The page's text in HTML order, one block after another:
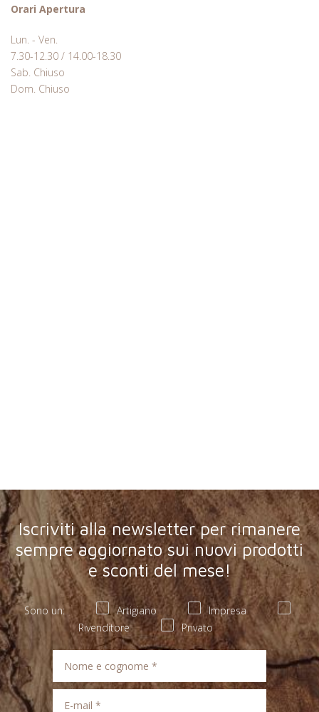
Orari Apertura
Lun. - Ven.
7.30-12.30 / 14.00-18.30
Sab. Chiuso
Dom. Chiuso
Iscriviti alla newsletter per rimanere
sempre aggiornato sui nuovi prodotti
e sconti del mese!
Sono un: Artigiano
Impresa
Rivenditore
Privato